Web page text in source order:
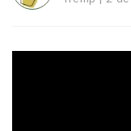
tant!
i